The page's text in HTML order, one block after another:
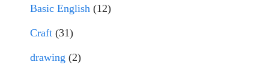
Basic English (12)
Craft (31)
drawing (2)